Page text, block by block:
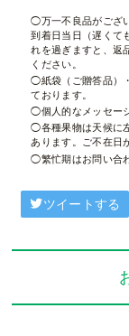
万一不良品がござ
到着日当日（遅くて
れを過ぎますと、返
ください。
紙袋（ご贈答品）
ております。
個人的なメッセー
各種果物は天候に
あります。ご不在日
繁忙期はお問い合
ツイートする